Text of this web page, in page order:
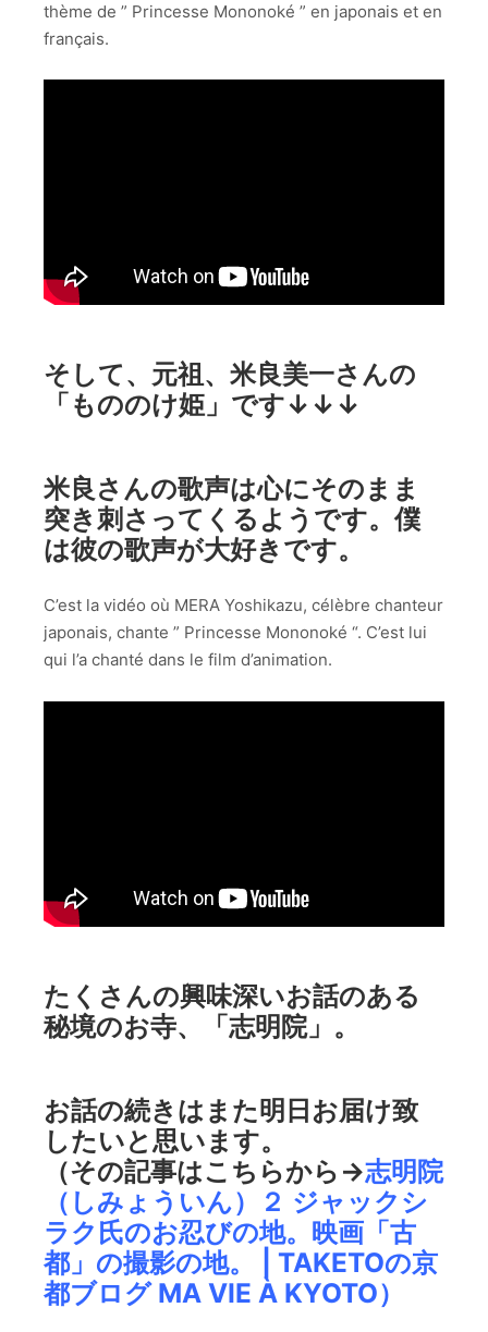
thème de ” Princesse Mononoké ” en japonais et en
français.
そして、元祖、米良美一さんの
「もののけ姫」です↓↓↓
米良さんの歌声は心にそのまま
突き刺さってくるようです。僕
は彼の歌声が大好きです。
C’est la vidéo où MERA Yoshikazu, célèbre chanteur
japonais, chante ” Princesse Mononoké “. C’est lui
qui l’a chanté dans le film d’animation.
たくさんの興味深いお話のある
秘境のお寺、「志明院」。
お話の続きはまた明日お届け致
したいと思います。
（その記事はこちらから→志明院
（しみょういん）２ ジャックシ
ラク氏のお忍びの地。映画「古
都」の撮影の地。 | TAKETOの京
都ブログ MA VIE À KYOTO）